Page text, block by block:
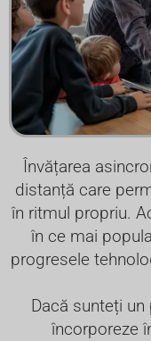
Învățarea
distanță care
în ritmul propriu.
în ce mai
progresele
Dacă sunteți
încorporeze